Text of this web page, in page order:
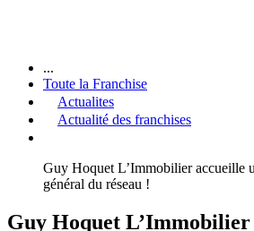
...
Toute la Franchise
Actualites
Actualité des franchises
Guy Hoquet L’Immobilier accueille
général du réseau !
Guy Hoquet L’Immobilier